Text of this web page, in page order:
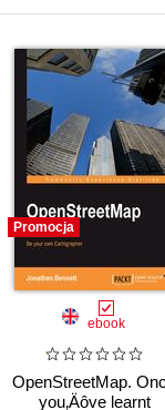
Promocja
ebook
OpenStreetMap.
you‚Äôve learnt